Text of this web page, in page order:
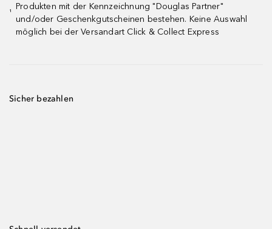
¹
Produkten mit der Kennzeichnung "Douglas Partner"
und/oder Geschenkgutscheinen bestehen. Keine Auswahl
möglich bei der Versandart Click & Collect Express
Sicher bezahlen